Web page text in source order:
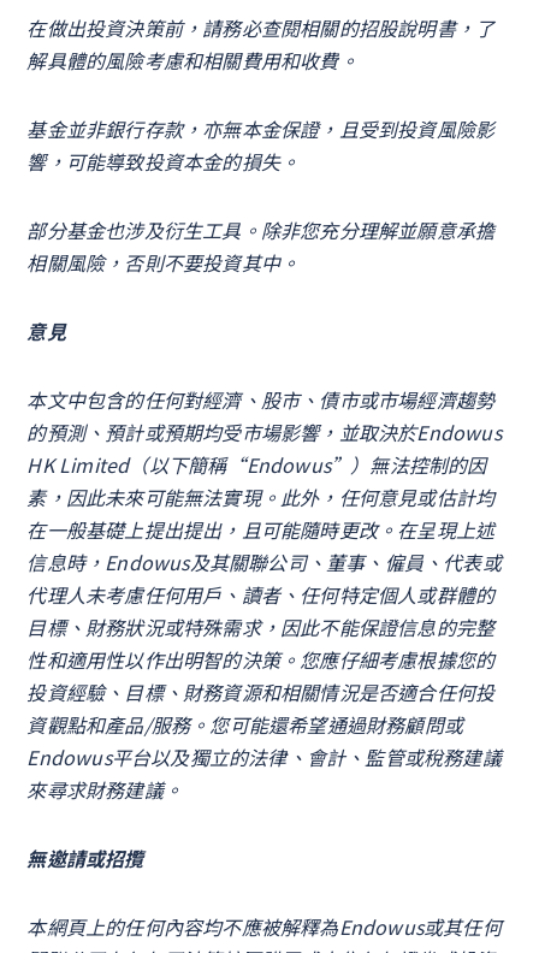
在做出投資決策前，請務必查閱相關的招股說明書，了
解具體的風險考慮和相關費用和收費。
基金並非銀行存款，亦無本金保證，且受到投資風險影
響，可能導致投資本金的損失。
部分基金也涉及衍生工具。除非您充分理解並願意承擔
相關風險，否則不要投資其中。
意見
本文中包含的任何對經濟、股市、債市或市場經濟趨勢
的預測、預計或預期均受市場影響，並取決於Endowus
HK Limited（以下簡稱“Endowus”）無法控制的因
素，因此未來可能無法實現。此外，任何意見或估計均
在一般基礎上提出提出，且可能隨時更改。在呈現上述
信息時，Endowus及其關聯公司、董事、僱員、代表或
代理人未考慮任何用戶、讀者、任何特定個人或群體的
目標、財務狀況或特殊需求，因此不能保證信息的完整
性和適用性以作出明智的決策。您應仔細考慮根據您的
投資經驗、目標、財務資源和相關情況是否適合任何投
資觀點和產品/服務。您可能還希望通過財務顧問或
Endowus平台以及獨立的法律、會計、監管或稅務建議
來尋求財務建議。
無邀請或招攬
本網頁上的任何內容均不應被解釋為Endowus或其任何